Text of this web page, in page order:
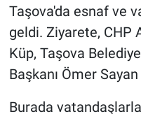
Taşova'da esnaf ve
geldi. Ziyarete, CHP
Küp, Taşova
Başkanı Ömer
Burada
Kimdir
Koronavirüs
Kültür Sanat